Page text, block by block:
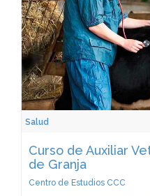
Salud
Curso de Auxiliar
de Granja
Centro de Estudios CCC